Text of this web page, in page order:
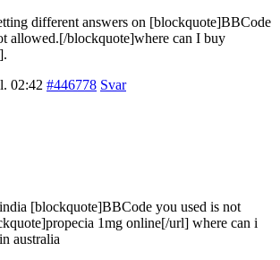
different answers on [blockquote]BBCode
allowed.[/blockquote]where can I buy
02:42 #446778 Svar
[blockquote]BBCode you used is not
1mg online[/url] where can i
australia